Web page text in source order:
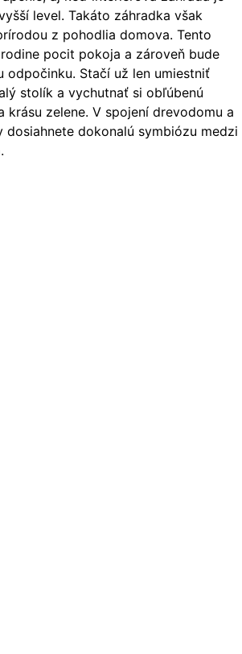
level. Takáto záhradka však
z pohodlia domova. Tento
pocit pokoja a zároveň bude
odpočinku. Stačí už len umiestniť
stolík a vychutnať si obľúbenú
krásu zelene. V spojení drevodomu a
dosiahnete dokonalú symbiózu medzi